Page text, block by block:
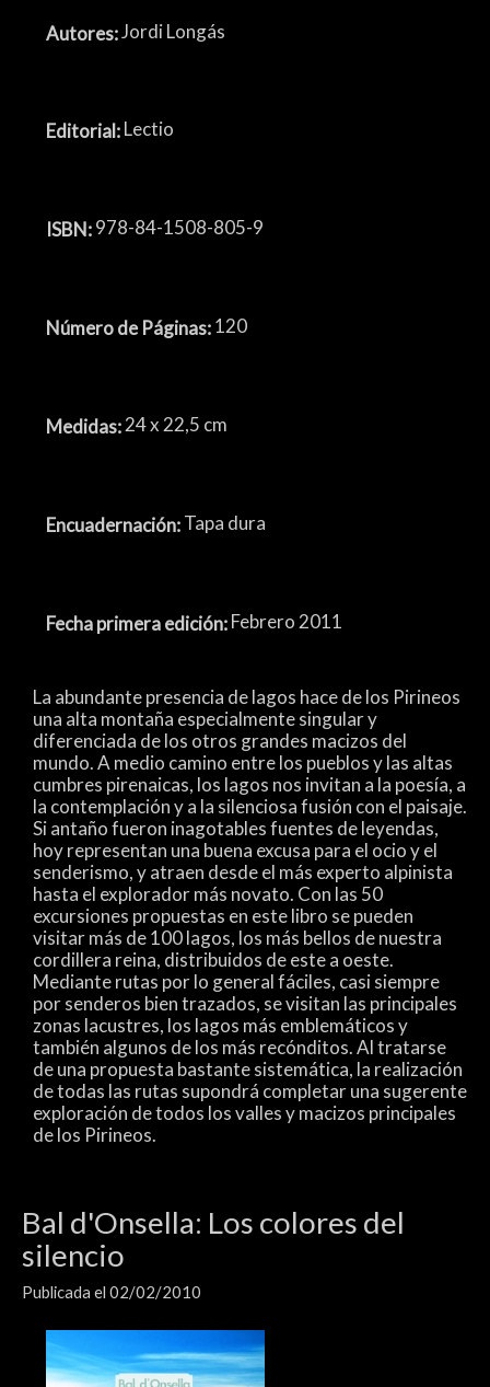
Autores:Jordi Longás
Editorial:Lectio
ISBN:978-84-1508-805-9
Número de Páginas:120
Medidas:24 x 22,5 cm
Encuadernación:Tapa dura
Fecha primera edición:Febrero 2011
La abundante presencia de lagos hace de los Pirineos
una alta montaña especialmente singular y
diferenciada de los otros grandes macizos del
mundo. A medio camino entre los pueblos y las altas
cumbres pirenaicas, los lagos nos invitan a la poesía, a
la contemplación y a la silenciosa fusión con el paisaje.
Si antaño fueron inagotables fuentes de leyendas,
hoy representan una buena excusa para el ocio y el
senderismo, y atraen desde el más experto alpinista
hasta el explorador más novato. Con las 50
excursiones propuestas en este libro se pueden
visitar más de 100 lagos, los más bellos de nuestra
cordillera reina, distribuidos de este a oeste.
Mediante rutas por lo general fáciles, casi siempre
por senderos bien trazados, se visitan las principales
zonas lacustres, los lagos más emblemáticos y
también algunos de los más recónditos. Al tratarse
de una propuesta bastante sistemática, la realización
de todas las rutas supondrá completar una sugerente
exploración de todos los valles y macizos principales
de los Pirineos.
Bal d'Onsella: Los colores del
silencio
Publicada el 02/02/2010